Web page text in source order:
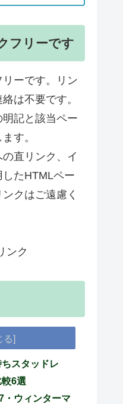
フリーです
ーです。リン
は不要です。
記と該当ペー
す。
直リンク、イ
たHTMLペー
クはご遠慮く
ンク
ちスタッドレ
6選
・ウィンターマ